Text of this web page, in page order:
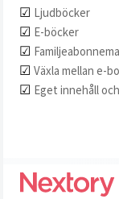
☑︎ Ljudböcker
☑︎ E-böcker
☑︎
☑︎ Växla mellan e-
☑︎ Eget innehåll